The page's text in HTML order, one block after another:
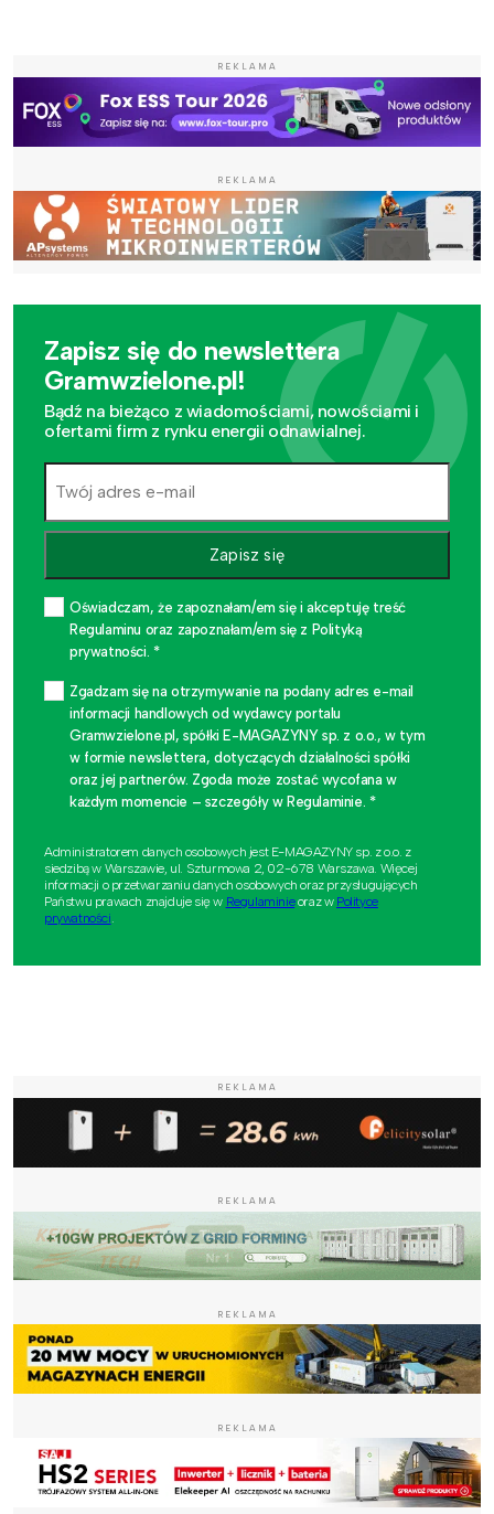
REKLAMA
REKLAMA
Zapisz się do newslettera
Gramwzielone.pl!
Bądź na bieżąco z wiadomościami, nowościami i
ofertami firm z rynku energii odnawialnej.
Zapisz się
Oświadczam, że zapoznałam/em się i akceptuję treść
Regulaminu oraz zapoznałam/em się z Polityką
prywatności. *
Zgadzam się na otrzymywanie na podany adres e-mail
informacji handlowych od wydawcy portalu
Gramwzielone.pl, spółki E-MAGAZYNY sp. z o.o., w tym
w formie newslettera, dotyczących działalności spółki
oraz jej partnerów. Zgoda może zostać wycofana w
każdym momencie – szczegóły w Regulaminie. *
Administratorem danych osobowych jest E-MAGAZYNY sp. z o.o. z
siedzibą w Warszawie, ul. Szturmowa 2, 02-678 Warszawa. Więcej
informacji o przetwarzaniu danych osobowych oraz przysługujących
Państwu prawach znajduje się w Regulaminieoraz w Polityce
prywatności.
REKLAMA
REKLAMA
REKLAMA
REKLAMA